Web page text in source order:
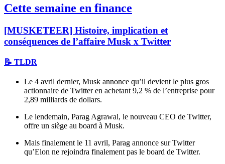
Cette semaine en finance
[MUSKETEER] Histoire, implication et
conséquences de l’affaire Musk x Twitter
📝 TLDR
Le 4 avril dernier, Musk annonce qu’il devient le plus gros
actionnaire de Twitter en achetant 9,2 % de l’entreprise pour
2,89 milliards de dollars.
Le lendemain, Parag Agrawal, le nouveau CEO de Twitter,
offre un siège au board à Musk.
Mais finalement le 11 avril, Parag annonce sur Twitter
qu’Elon ne rejoindra finalement pas le board de Twitter.